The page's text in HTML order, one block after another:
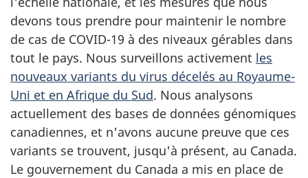
devons tous prendre pour maintenir le nombre
de cas de COVID-19 à des niveaux gérables dans
tout le pays. Nous surveillons activement les
nouveaux variants du virus décelés au Royaume-
Uni et en Afrique du Sud. Nous analysons
actuellement des bases de données génomiques
canadiennes, et n'avons aucune preuve que ces
variants se trouvent, jusqu'à présent, au Canada.
Le gouvernement du Canada a mis en place de